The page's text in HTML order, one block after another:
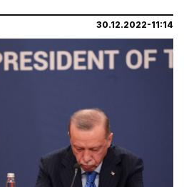
30.12.2022-11:14